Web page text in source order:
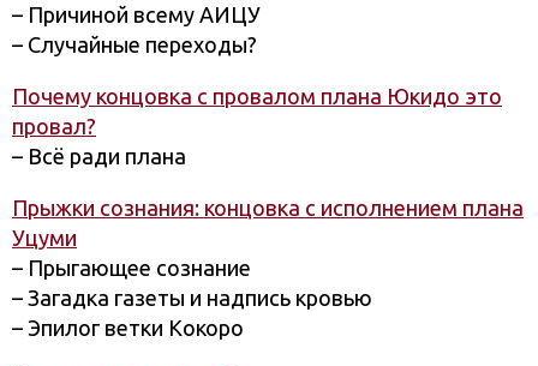
– Причиной всему АИЦУ
– Случайные переходы?
Почему концовка с провалом плана Юкидо это
провал?
– Всё ради плана
Прыжки сознания: концовка с исполнением плана
Уцуми
– Прыгающее сознание
– Загадка газеты и надпись кровью
– Эпилог ветки Кокоро